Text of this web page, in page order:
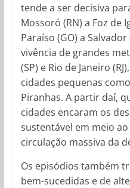
tende a ser decisiva
Mossoró (RN) a Foz de
Paraíso (GO) a
vivência de grandes
(SP) e Rio de Janeiro
cidades pequenas
Piranhas. A partir daí,
cidades encaram os
sustentável em meio
circulação massiva da
Os episódios também
bem-sucedidas e de